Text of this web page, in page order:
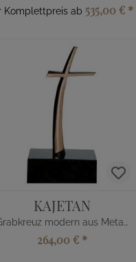
Komplettpreis ab 535,00 € *
KAJETAN
Grabkreuz modern aus Metall
264,00 € *